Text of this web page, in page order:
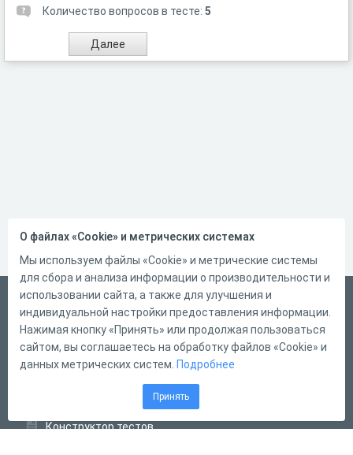
Количество вопросов в тесте: 5
Русский
Справка
Форма обратной связи
Конструктор тестов
О файлах «Cookie» и метрических системах
Мы используем файлы «Cookie» и метрические системы
для сбора и анализа информации о производительности и
использовании сайта, а также для улучшения и
индивидуальной настройки предоставления информации.
Нажимая кнопку «Принять» или продолжая пользоваться
сайтом, вы соглашаетесь на обработку файлов «Cookie» и
данных метрических систем. Подробнее
Принять